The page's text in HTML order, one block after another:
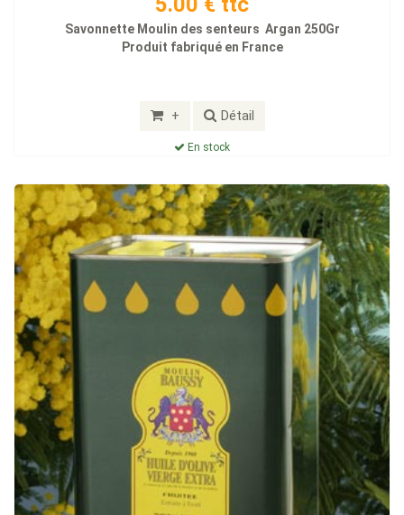
Savonnette Moulin des senteurs Argan 250Gr
Produit fabriqué en France
+ Détail
En stock